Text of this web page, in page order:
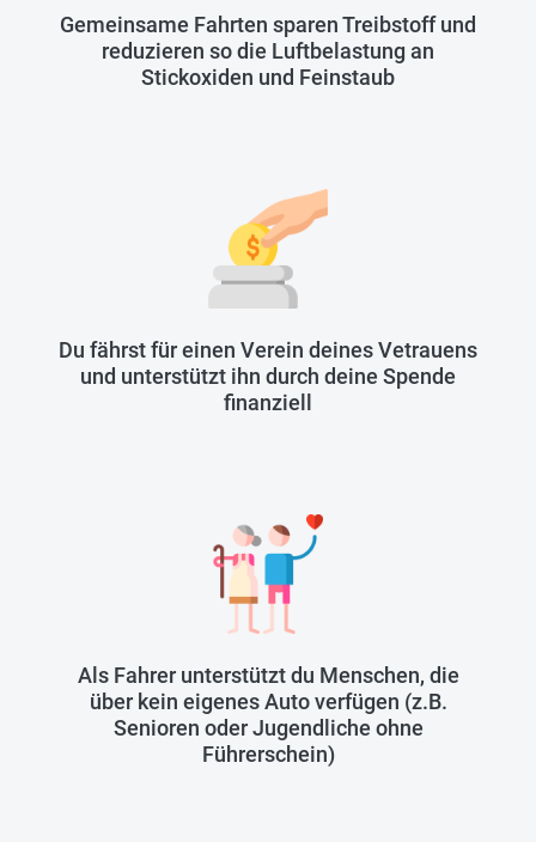
Gemeinsame Fahrten sparen Treibstoff und
reduzieren so die Luftbelastung an
Stickoxiden und Feinstaub
Du fährst für einen Verein deines Vetrauens
und unterstützt ihn durch deine Spende
finanziell
Als Fahrer unterstützt du Menschen, die
über kein eigenes Auto verfügen (z.B.
Senioren oder Jugendliche ohne
Führerschein)